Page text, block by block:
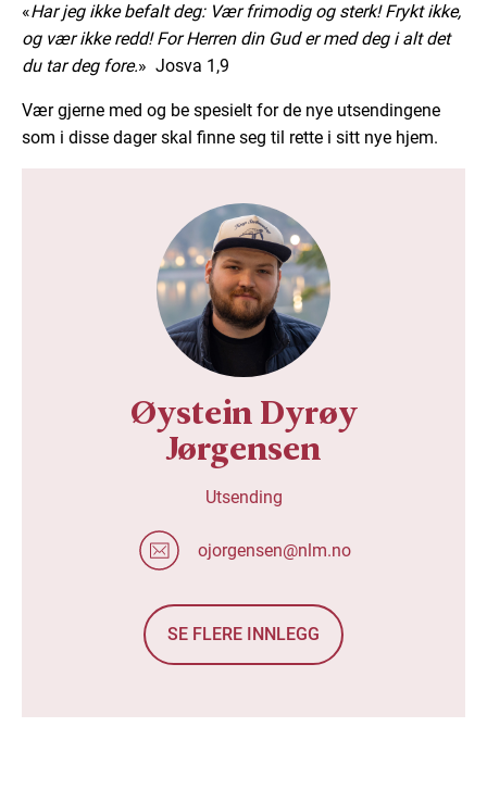
«Har jeg ikke befalt deg: Vær frimodig og sterk! Frykt ikke,
og vær ikke redd! For Herren din Gud er med deg i alt det
du tar deg fore.» Josva 1,9
Vær gjerne med og be spesielt for de nye utsendingene
som i disse dager skal finne seg til rette i sitt nye hjem.
Øystein Dyrøy
Jørgensen
Utsending
ojorgensen@nlm.no
SE FLERE INNLEGG